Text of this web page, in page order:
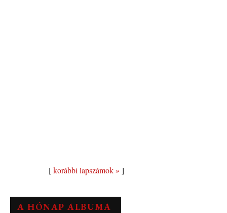
[korábbi lapszámok » ]
A HÓNAP ALBUMA